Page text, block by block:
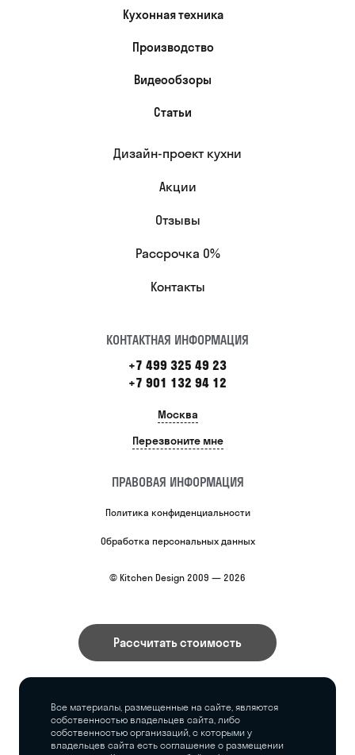
Кухонная техника
Производство
Видеообзоры
Статьи
Дизайн-проект кухни
Акции
Отзывы
Рассрочка 0%
Контакты
КОНТАКТНАЯ ИНФОРМАЦИЯ
+7 499 325 49 23
+7 901 132 94 12
Москва
Перезвоните мне
ПРАВОВАЯ ИНФОРМАЦИЯ
Политика конфиденциальности
Обработка персональных данных
© Kitchen Design 2009 — 2026
Рассчитать стоимость
Все материалы, размещенные на сайте, являются
собственностью владельцев сайта, либо
собственностью организаций, с которыми у
владельцев сайта есть соглашение о размещении